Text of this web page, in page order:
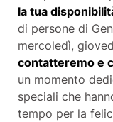
la tua
di persone di
mercoledì,
contatteremo e
un momento
speciali che
tempo per la